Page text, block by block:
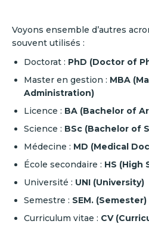
Voyons ensemble d’autres
souvent utilisés :
Doctorat : PhD (Doctor of
Master en gestion : MBA
Administration)
Licence : BA (Bachelor of
Science : BSc (Bachelor of
Médecine : MD (Medical
École secondaire : HS (High
Université : UNI (University)
Semestre : SEM. (Semester)
Curriculum vitae : CV